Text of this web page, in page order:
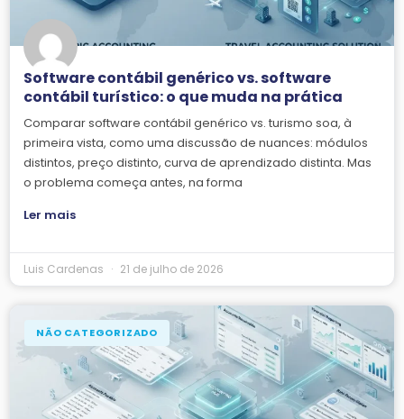
Software contábil genérico vs. software
contábil turístico: o que muda na prática
Comparar software contábil genérico vs. turismo soa, à
primeira vista, como uma discussão de nuances: módulos
distintos, preço distinto, curva de aprendizado distinta. Mas
o problema começa antes, na forma
Ler mais
Luis Cardenas 21 de julho de 2026
NÃO CATEGORIZADO